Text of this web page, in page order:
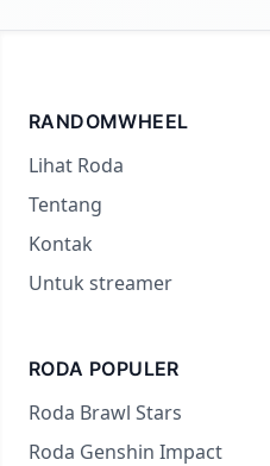
RANDOMWHEEL
Lihat Roda
Tentang
Kontak
Untuk streamer
RODA POPULER
Roda Brawl Stars
Roda Genshin Impact